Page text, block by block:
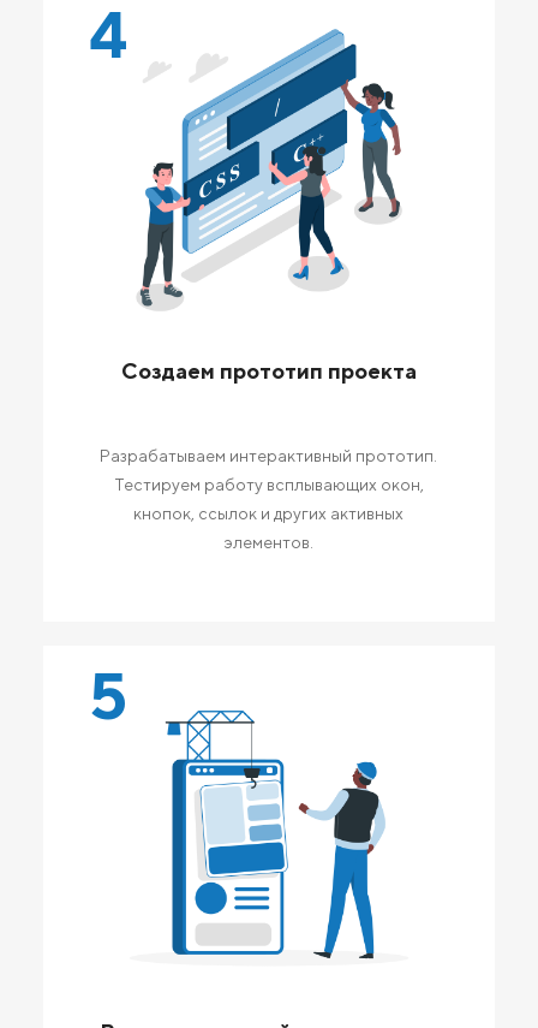
4
Создаем прототип проекта
Разрабатываем интерактивный прототип.
Тестируем работу всплывающих окон,
кнопок, ссылок и других активных
элементов.
5